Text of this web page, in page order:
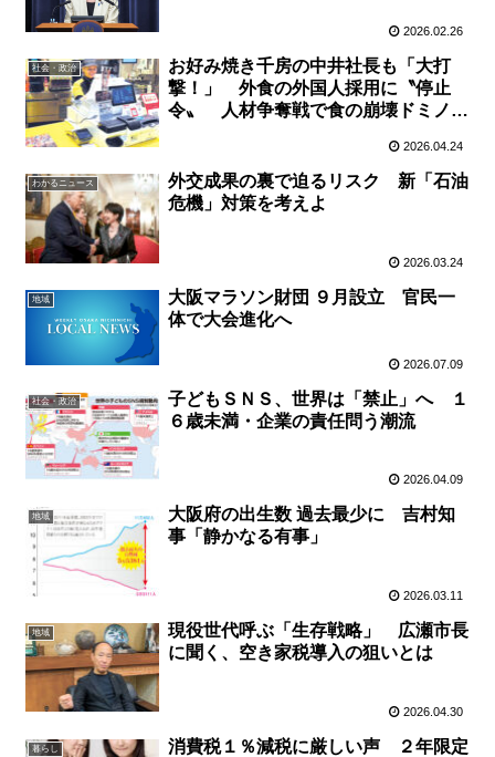
2026.02.26
社会・政治
お好み焼き千房の中井社長も「大打
撃！」 外食の外国人採用に〝停止
令〟 人材争奪戦で食の崩壊ドミノの
2026.04.24
わかるニュース
外交成果の裏で迫るリスク 新「石油
危機」対策を考えよ
2026.03.24
地域
大阪マラソン財団 ９月設立 官民一
体で大会進化へ
2026.07.09
社会・政治
子どもＳＮＳ、世界は「禁止」へ １
６歳未満・企業の責任問う潮流
2026.04.09
地域
大阪府の出生数 過去最少に 吉村知
事「静かなる有事」
2026.03.11
地域
現役世代呼ぶ「生存戦略」 広瀬市長
に聞く、空き家税導入の狙いとは
2026.04.30
暮らし
消費税１％減税に厳しい声 ２年限定